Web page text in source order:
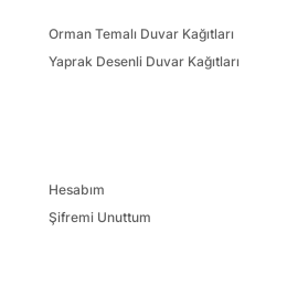
Orman Temalı Duvar Kağıtları
Yaprak Desenli Duvar Kağıtları
Hesabım
Şifremi Unuttum